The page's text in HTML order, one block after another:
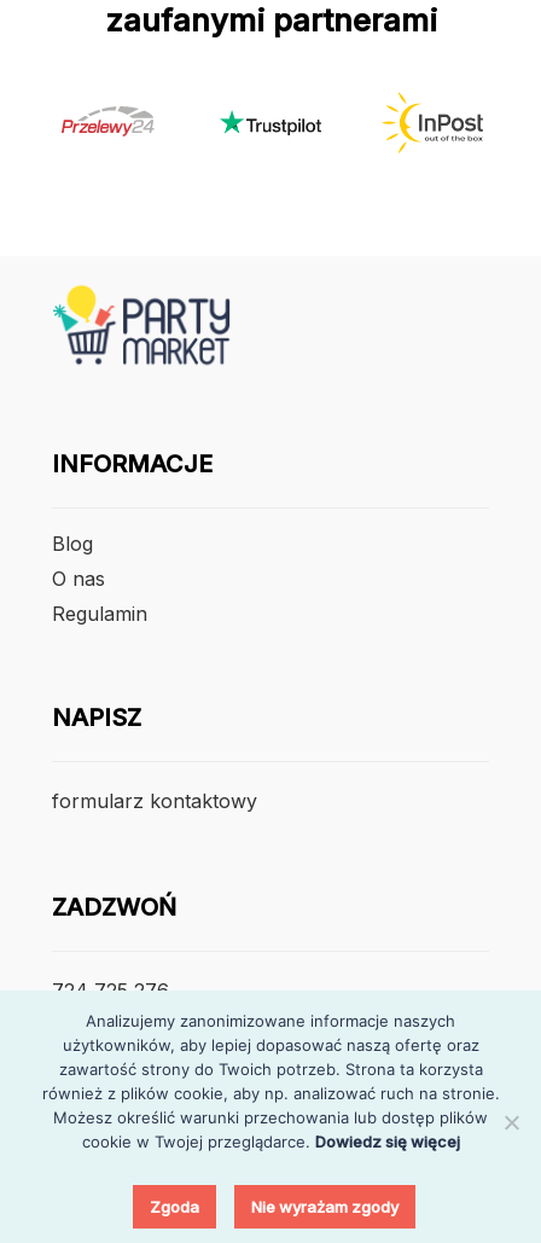
zaufanymi partnerami
INFORMACJE
Blog
O nas
Regulamin
NAPISZ
formularz kontaktowy
ZADZWOŃ
724 725 276
poniedzialek – piątek
7:30 – 15:30
Analizujemy zanonimizowane informacje naszych
użytkowników, aby lepiej dopasować naszą ofertę oraz
zawartość strony do Twoich potrzeb. Strona ta korzysta
również z plików cookie, aby np. analizować ruch na stronie.
Możesz określić warunki przechowania lub dostęp plików
cookie w Twojej przeglądarce. Dowiedz się więcej
Zgoda Nie wyrażam zgody